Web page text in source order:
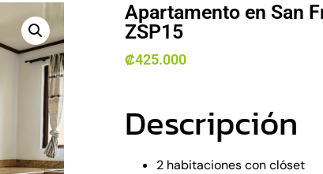
Apartamento en San
ZSP15
₡425.000
Descripción
2 habitaciones con clóset